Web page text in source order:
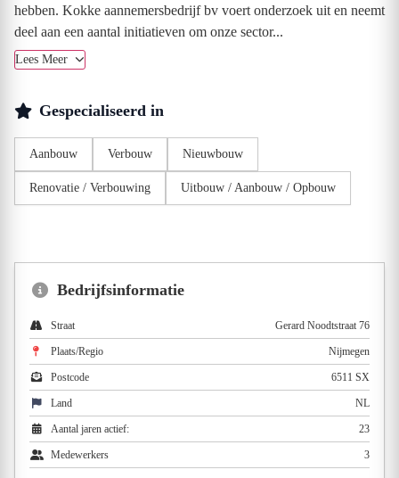
hebben. Kokke aannemersbedrijf bv voert onderzoek uit en neemt
deel aan een aantal initiatieven om onze sector...
Lees Meer
Gespecialiseerd in
Aanbouw Verbouw Nieuwbouw
Renovatie / Verbouwing Uitbouw / Aanbouw / Opbouw
Bedrijfsinformatie
Straat Gerard Noodtstraat 76
Plaats/Regio Nijmegen
Postcode 6511 SX
Land NL
Aantal jaren actief: 23
Medewerkers 3